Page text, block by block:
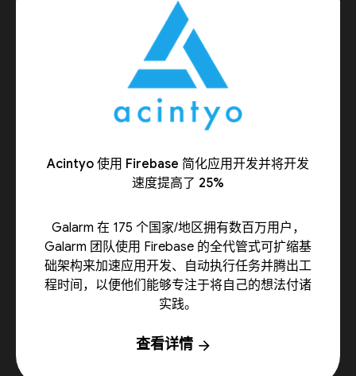
Acintyo 使用 Firebase 简化应用开发并将开发
速度提高了 25%
Galarm 在 175 个国家/地区拥有数百万用户，
Galarm 团队使用 Firebase 的全代管式可扩缩基
础架构来加速应用开发、自动执行任务并腾出工
程时间，以便他们能够专注于将自己的想法付诸
实践。
查看详情 arrow_forward